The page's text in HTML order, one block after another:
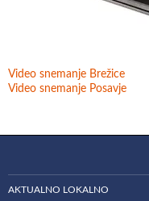
Video snemanje Brežice
Video snemanje Posavje
AKTUALNO LOKALNO